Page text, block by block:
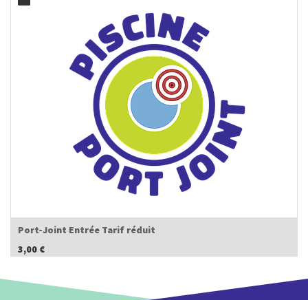
Port-Joint Entrée Tarif réduit
3,00 €